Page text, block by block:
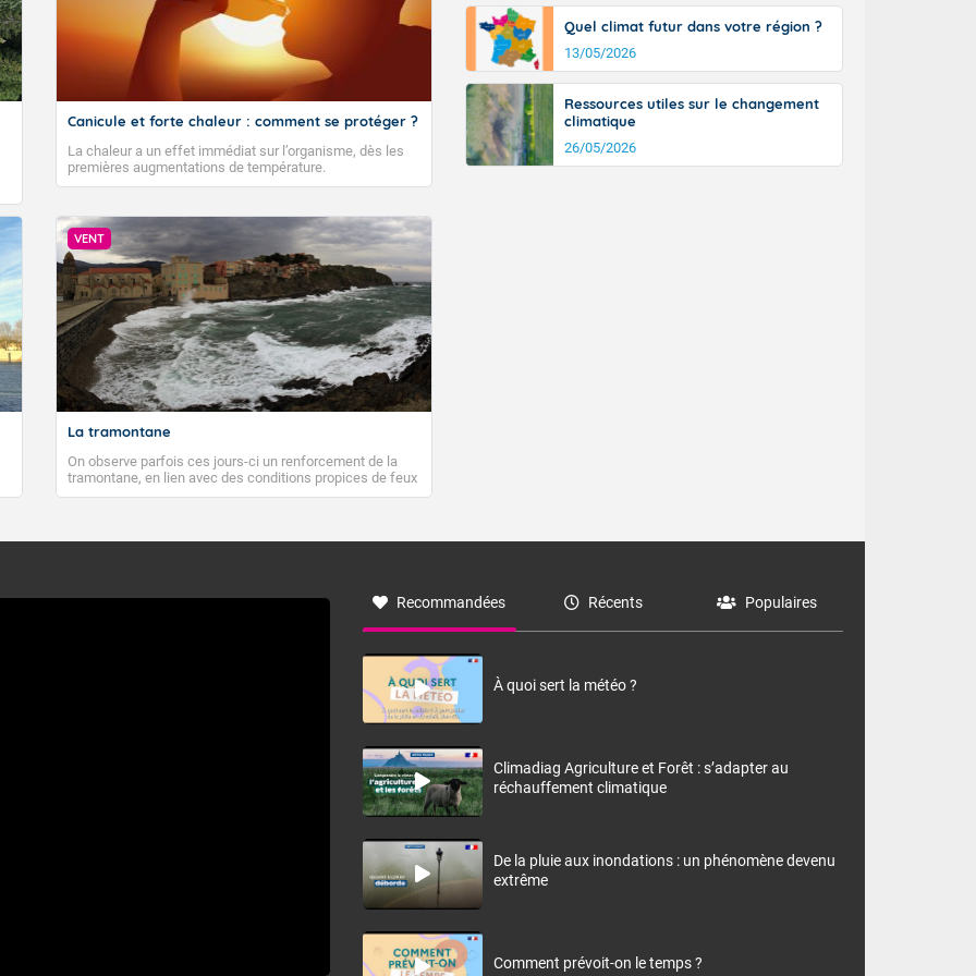
Canicule et forte chaleur : comment se protéger ?
La chaleur a un effet immédiat sur l’organisme, dès les
premières augmentations de température.
VENT
La tramontane
On observe parfois ces jours-ci un renforcement de la
tramontane, en lien avec des conditions propices de feux
de forêt. Mais qu'est-ce que la tramontane ? Quelles sont
à nord-ouest, dans un secteur qui part du Roussillon à la
monts, en allusion aux régions montagneuses d’où
Quel climat futur dans votre région ?
13/05/2026
Ressources utiles sur le changement
climatique
26/05/2026
Recommandées Récents Populaires
À quoi sert la météo ?
Climadiag Agriculture et Forêt : s’adapter au
réchauffement climatique
De la pluie aux inondations : un phénomène devenu
extrême
Comment prévoit-on le temps ?